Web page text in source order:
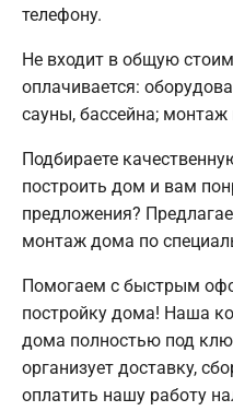
телефону.
Не входит в общую
оплачивается:
сауны, бассейна;
Подбираете
построить дом и вам
предложения?
монтаж дома по
Помогаем с быстрым
постройку дома! Наша
дома полностью под
организует доставку,
оплатить нашу работу